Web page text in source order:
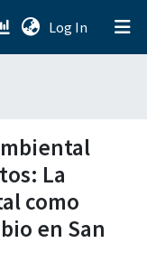
Log In (current)
La
como
en San